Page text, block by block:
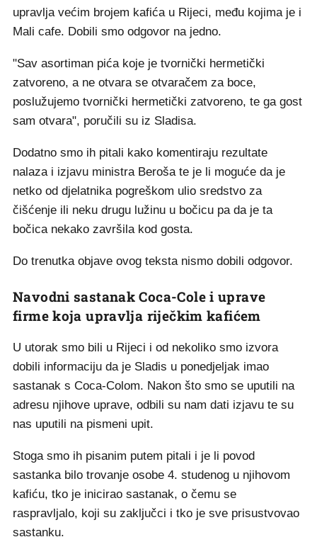
upravlja većim brojem kafića u Rijeci, među kojima je i
Mali cafe. Dobili smo odgovor na jedno.
"Sav asortiman pića koje je tvornički hermetički
zatvoreno, a ne otvara se otvaračem za boce,
poslužujemo tvornički hermetički zatvoreno, te ga gost
sam otvara", poručili su iz Sladisa.
Dodatno smo ih pitali kako komentiraju rezultate
nalaza i izjavu ministra Beroša te je li moguće da je
netko od djelatnika pogreškom ulio sredstvo za
čišćenje ili neku drugu lužinu u bočicu pa da je ta
bočica nekako završila kod gosta.
Do trenutka objave ovog teksta nismo dobili odgovor.
Navodni sastanak Coca-Cole i uprave
firme koja upravlja riječkim kafićem
U utorak smo bili u Rijeci i od nekoliko smo izvora
dobili informaciju da je Sladis u ponedjeljak imao
sastanak s Coca-Colom. Nakon što smo se uputili na
adresu njihove uprave, odbili su nam dati izjavu te su
nas uputili na pismeni upit.
Stoga smo ih pisanim putem pitali i je li povod
sastanka bilo trovanje osobe 4. studenog u njihovom
kafiću, tko je inicirao sastanak, o čemu se
raspravljalo, koji su zaključci i tko je sve prisustvovao
sastanku.